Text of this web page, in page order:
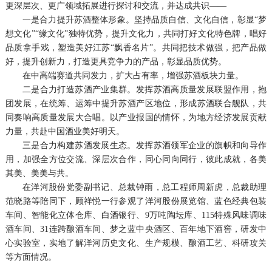
更深层次、更广领域拓展进行探讨和交流，并达成共识——
一是合力提升苏酒整体形象。坚持品质自信、文化自信，彰显“梦
想文化”“缘文化”独特优势，提升文化力，共同打好文化特色牌，唱好
品质拿手戏，塑造美好江苏“飘香名片”。共同把技术做强，把产品做
好，提升创新力，打造更具竞争力的产品，彰显品质优势。
在中高端赛道共同发力，扩大占有率，增强苏酒板块力量。
二是合力打造苏酒产业集群。发挥苏酒高质量发展联盟作用，抱
团发展，在统筹、运筹中提升苏酒产区地位，形成苏酒联合舰队，共
同奏响高质量发展大合唱。以产业报国的情怀，为地方经济发展贡献
力量，共赴中国酒业美好明天。
三是合力构建苏酒发展生态。发挥苏酒领军企业的旗帜和向导作
用，加强全方位交流、深层次合作，同心同向同行，彼此成就，各美
其美、美美与共。
在洋河股份党委副书记、总裁钟雨，总工程师周新虎，总裁助理
范晓路等陪同下，顾祥悦一行参观了洋河股份展览馆、蓝色经典包装
车间、智能化立体仓库、白酒银行、9万吨陶坛库、115特殊风味调味
酒车间、31连跨酿酒车间、梦之蓝中央酒区、百年地下酒窖，研发中
心实验室，实地了解洋河历史文化、生产规模、酿酒工艺、科研攻关
等方面情况。